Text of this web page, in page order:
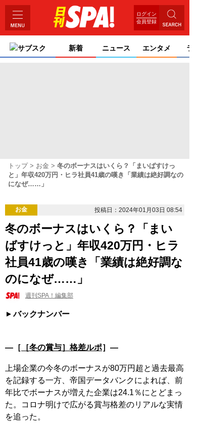
ログイン
会員登録
サブスク 新着 ニュース エンタメ ライ
トップ お金
冬のボーナスはいくら？「まいばすけっ
と」年収420万円・ヒラ社員41歳の嘆き「業績は絶好調なの
になぜ……」
お金 投稿日：2024年01月03日 08:54
冬のボーナスはいくら？「まい
ばすけっと」年収420万円・ヒラ
社員41歳の嘆き「業績は絶好調な
のになぜ……」
週刊SPA！編集部
バックナンバー
―［ ［冬の賞与］格差ルポ］―
上場企業の今冬のボーナスが80万円超と過去最高
を記録する一方、帝国データバンクによれば、前
年比でボーナスが増えた企業は24.1％にとどまっ
た。コロナ明けで広がる賞与格差のリアルな実情
を追った。